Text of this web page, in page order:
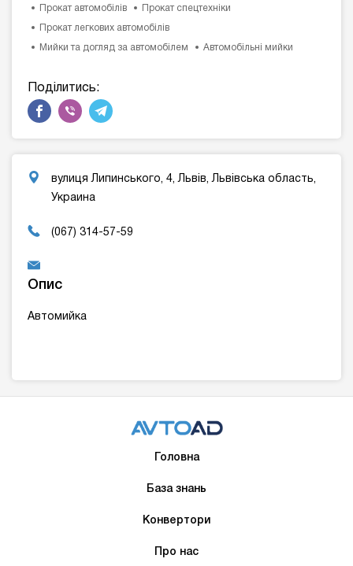
Прокат автомобілів Прокат спецтехніки
Прокат легкових автомобілів
Мийки та догляд за автомобілем Автомобільні мийки
Поділитись:
вулиця Липинського, 4, Львів, Львівська область,
Украина
(067) 314-57-59
Опис
Автомийка
Головна
База знань
Конвертори
Про нас